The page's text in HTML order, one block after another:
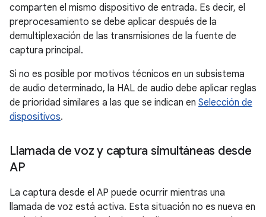
comparten el mismo dispositivo de entrada. Es decir, el
preprocesamiento se debe aplicar después de la
demultiplexación de las transmisiones de la fuente de
captura principal.
Si no es posible por motivos técnicos en un subsistema
de audio determinado, la HAL de audio debe aplicar reglas
de prioridad similares a las que se indican en Selección de
dispositivos.
Llamada de voz y captura simultáneas desde
AP
La captura desde el AP puede ocurrir mientras una
llamada de voz está activa. Esta situación no es nueva en